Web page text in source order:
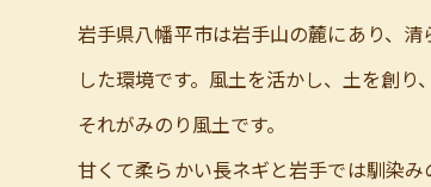
岩手県八幡平市は岩手山の麓にあり、
した環境です。風土を活かし、土を創り
それがみのり風土です。
甘くて柔らかい長ネギと岩手では馴染